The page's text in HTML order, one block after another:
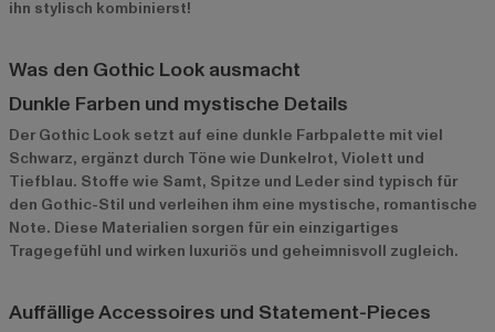
ihn stylisch kombinierst!
Was den Gothic Look ausmacht
Dunkle Farben und mystische Details
Der Gothic Look setzt auf eine dunkle Farbpalette mit viel
Schwarz, ergänzt durch Töne wie Dunkelrot, Violett und
Tiefblau. Stoffe wie Samt, Spitze und Leder sind typisch für
den Gothic-Stil und verleihen ihm eine mystische, romantische
Note. Diese Materialien sorgen für ein einzigartiges
Tragegefühl und wirken luxuriös und geheimnisvoll zugleich.
Auffällige Accessoires und Statement-Pieces